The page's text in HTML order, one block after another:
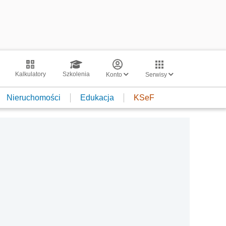
Kalkulatory Szkolenia Konto Serwisy
Nieruchomości Edukacja KSeF